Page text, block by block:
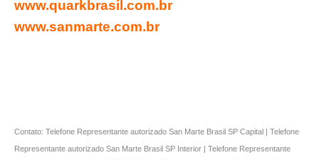
www.quarkbrasil.com.br
www.sanmarte.com.br
Contato: Telefone Representante autorizado San Marte Brasil SP Capital | Telefone
Representante autorizado San Marte Brasil SP Interior | Telefone Representante